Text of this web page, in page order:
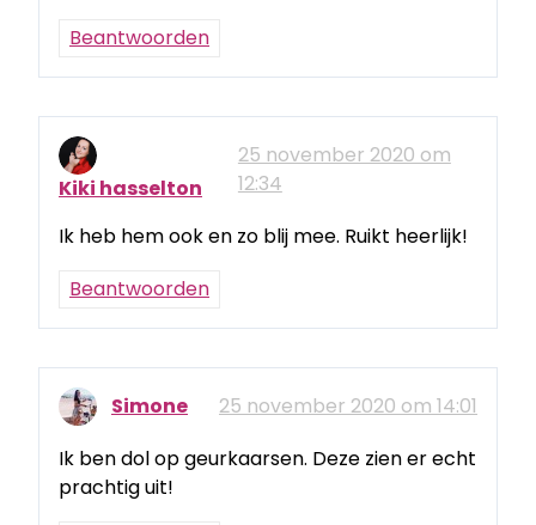
Beantwoorden
Kiki hasselton
25 november 2020 om
12:34
Ik heb hem ook en zo blij mee. Ruikt heerlijk!
Beantwoorden
Simone
25 november 2020 om 14:01
Ik ben dol op geurkaarsen. Deze zien er echt
prachtig uit!